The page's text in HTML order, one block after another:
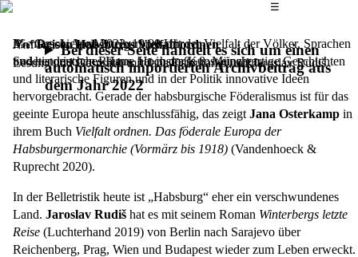
Das
☰
Bei dieser Seite handelt es sich um einen
automatisch importierten Archivbeitrag aus
dem Jahr 2022
Auf Reisen Habsburgs Vielfalt ordnen
Lesung und Gespräch mit Jana Osterkamp und Jaroslav Rudiš
Die Geschichte Mitteleuropas mit der Vielfalt der Völker, Sprachen
und historischen Räume hat in der Kunst einzigartige Geschichten
und literarische Figuren und in der Politik innovative Ideen
hervorgebracht. Gerade der habsburgische Föderalismus ist für das
geeinte Europa heute anschlussfähig, das zeigt Jana Osterkamp in
ihrem Buch Vielfalt ordnen. Das föderale Europa der
Habsburgermonarchie (Vormärz bis 1918) (Vandenhoeck &
Ruprecht 2020).
In der Belletristik heute ist „Habsburg“ eher ein verschwundenes
Land. Jaroslav Rudiš hat es mit seinem Roman Winterbergs letzte
Reise (Luchterhand 2019) von Berlin nach Sarajevo über
Reichenberg, Prag, Wien und Budapest wieder zum Leben erweckt.
Montag, 4. April 2022,19.00 Uhr
Sudetendeutsches Haus, Hochstraße 8, München